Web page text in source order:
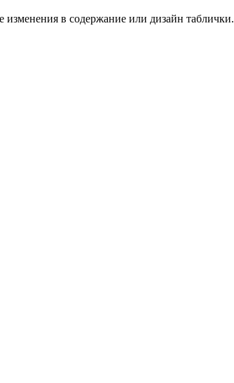
в содержание или дизайн таблички.